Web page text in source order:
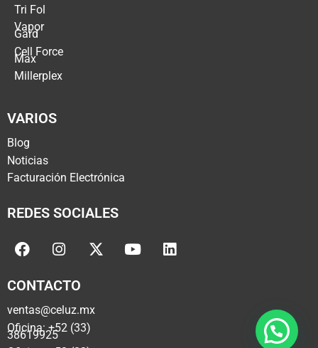
Tri Fol
Vapor
Gard
Cell Force
Max
Millerplex
VARIOS
Blog
Noticias
Facturación Electrónica
REDES SOCIALES
CONTACTO
ventas@celuz.mx
Oficina: +52 (33)
38619925